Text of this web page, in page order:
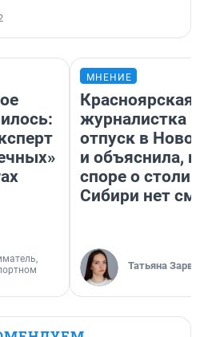
МНЕНИЕ
Красноярская
журналистка
отпуск в
и объяснила,
споре о
Сибири нет
Татьяна Зарва